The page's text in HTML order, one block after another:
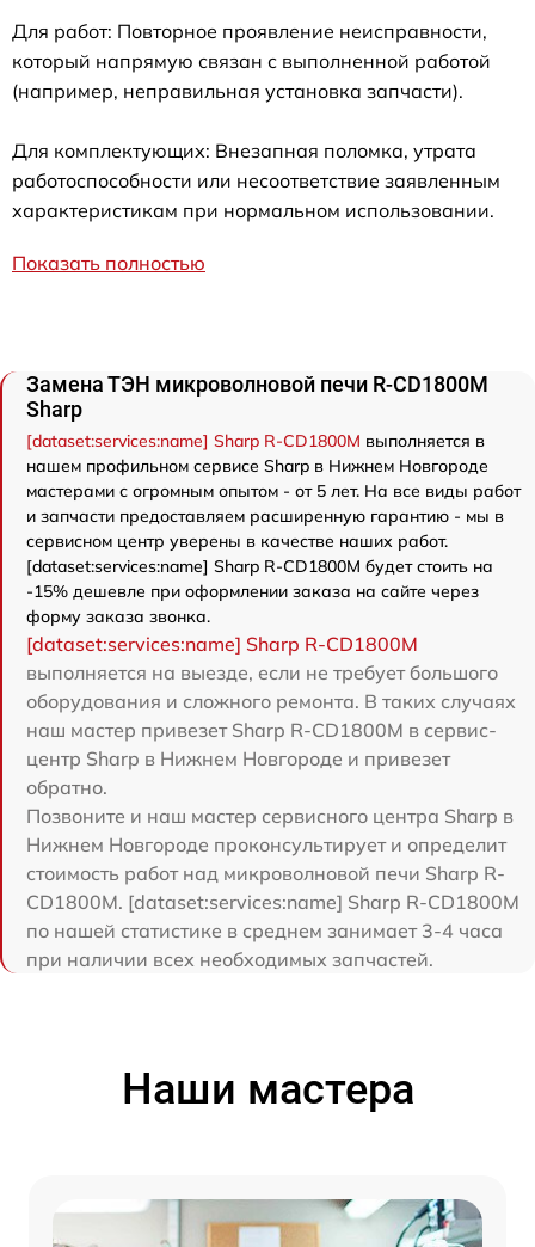
Для работ: Повторное проявление неисправности,
который напрямую связан с выполненной работой
(например, неправильная установка запчасти).
Для комплектующих: Внезапная поломка, утрата
работоспособности или несоответствие заявленным
характеристикам при нормальном использовании.
Показать полностью
Замена ТЭН микроволновой печи R-CD1800M
Sharp
[dataset:services:name] Sharp R-CD1800M выполняется в
нашем профильном сервисе Sharp в Нижнем Новгороде
мастерами с огромным опытом - от 5 лет. На все виды работ
и запчасти предоставляем расширенную гарантию - мы в
сервисном центр уверены в качестве наших работ.
[dataset:services:name] Sharp R-CD1800M будет стоить на
-15% дешевле при оформлении заказа на сайте через
форму заказа звонка.
[dataset:services:name] Sharp R-CD1800M
выполняется на выезде, если не требует большого
оборудования и сложного ремонта. В таких случаях
наш мастер привезет Sharp R-CD1800M в сервис-
центр Sharp в Нижнем Новгороде и привезет
обратно.
Позвоните и наш мастер сервисного центра Sharp в
Нижнем Новгороде проконсультирует и определит
стоимость работ над микроволновой печи Sharp R-
CD1800M. [dataset:services:name] Sharp R-CD1800M
по нашей статистике в среднем занимает 3-4 часа
при наличии всех необходимых запчастей.
Наши мастера